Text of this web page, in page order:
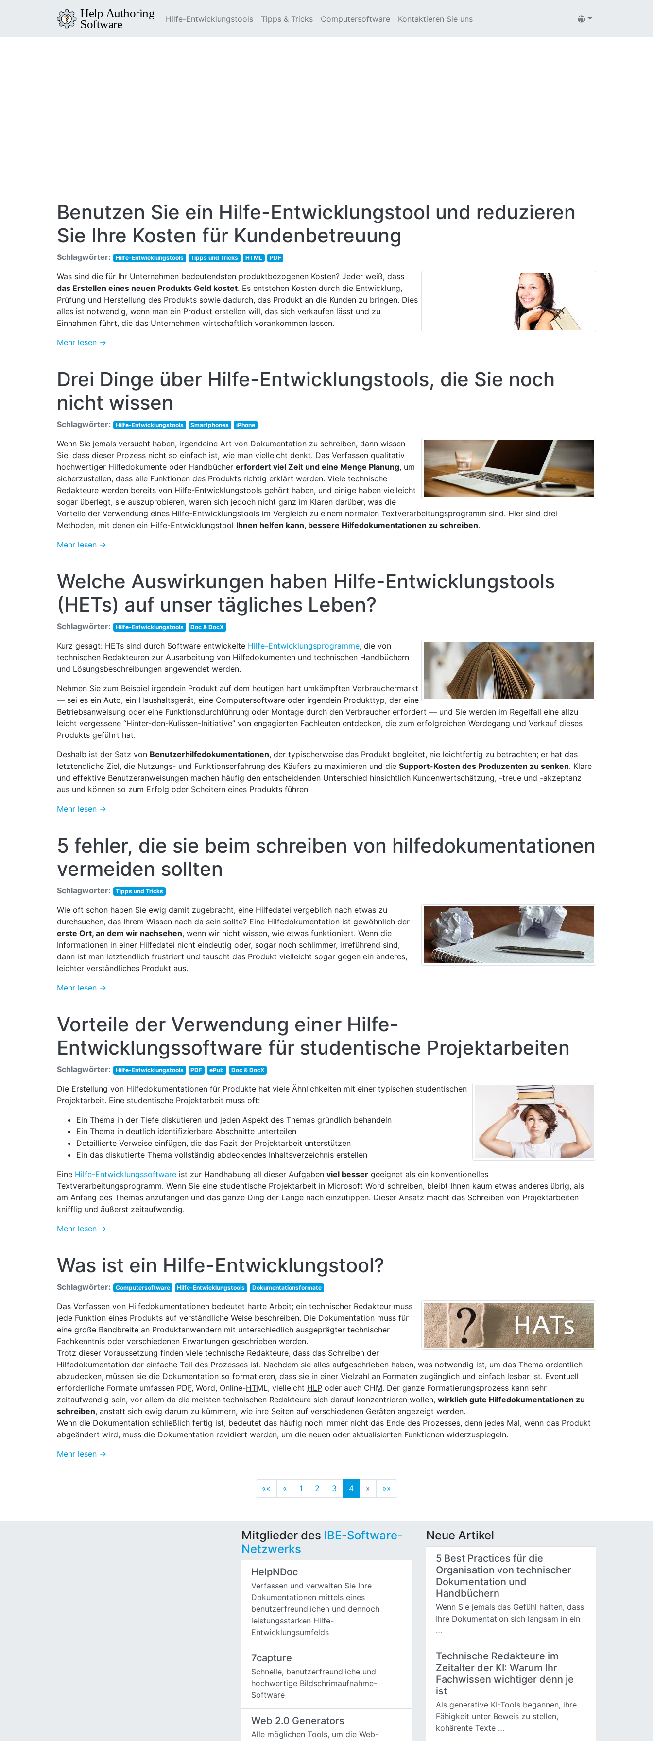
Hilfe-Entwicklungstools Tipps & Tricks Computersoftware Kontaktieren Sie uns
Benutzen Sie ein Hilfe-Entwicklungstool und reduzieren
Sie Ihre Kosten für Kundenbetreuung
Schlagwörter: Hilfe-Entwicklungstools Tipps und Tricks HTML PDF
Was sind die für Ihr Unternehmen bedeutendsten produktbezogenen Kosten? Jeder weiß, dass
das Erstellen eines neuen Produkts Geld kostet. Es entstehen Kosten durch die Entwicklung,
Prüfung und Herstellung des Produkts sowie dadurch, das Produkt an die Kunden zu bringen. Dies
alles ist notwendig, wenn man ein Produkt erstellen will, das sich verkaufen lässt und zu
Einnahmen führt, die das Unternehmen wirtschaftlich vorankommen lassen.
Mehr lesen →
Drei Dinge über Hilfe-Entwicklungstools, die Sie noch
nicht wissen
Schlagwörter: Hilfe-Entwicklungstools Smartphones iPhone
Wenn Sie jemals versucht haben, irgendeine Art von Dokumentation zu schreiben, dann wissen
Sie, dass dieser Prozess nicht so einfach ist, wie man vielleicht denkt. Das Verfassen qualitativ
hochwertiger Hilfedokumente oder Handbücher erfordert viel Zeit und eine Menge Planung, um
sicherzustellen, dass alle Funktionen des Produkts richtig erklärt werden. Viele technische
Redakteure werden bereits von Hilfe-Entwicklungstools gehört haben, und einige haben vielleicht
sogar überlegt, sie auszuprobieren, waren sich jedoch nicht ganz im Klaren darüber, was die
Vorteile der Verwendung eines Hilfe-Entwicklungstools im Vergleich zu einem normalen Textverarbeitungsprogramm sind. Hier sind drei
Methoden, mit denen ein Hilfe-Entwicklungstool Ihnen helfen kann, bessere Hilfedokumentationen zu schreiben.
Mehr lesen →
Welche Auswirkungen haben Hilfe-Entwicklungstools
(HETs) auf unser tägliches Leben?
Schlagwörter: Hilfe-Entwicklungstools Doc & DocX
Kurz gesagt: HETs sind durch Software entwickelte Hilfe-Entwicklungsprogramme, die von
technischen Redakteuren zur Ausarbeitung von Hilfedokumenten und technischen Handbüchern
und Lösungsbeschreibungen angewendet werden.
Nehmen Sie zum Beispiel irgendein Produkt auf dem heutigen hart umkämpften Verbrauchermarkt
— sei es ein Auto, ein Haushaltsgerät, eine Computersoftware oder irgendein Produkttyp, der eine
Betriebsanweisung oder eine Funktionsdurchführung oder Montage durch den Verbraucher erfordert — und Sie werden im Regelfall eine allzu
leicht vergessene “Hinter-den-Kulissen-Initiative” von engagierten Fachleuten entdecken, die zum erfolgreichen Werdegang und Verkauf dieses
Produkts geführt hat.
Deshalb ist der Satz von Benutzerhilfedokumentationen, der typischerweise das Produkt begleitet, nie leichtfertig zu betrachten; er hat das
letztendliche Ziel, die Nutzungs- und Funktionserfahrung des Käufers zu maximieren und die Support-Kosten des Produzenten zu senken. Klare
und effektive Benutzeranweisungen machen häufig den entscheidenden Unterschied hinsichtlich Kundenwertschätzung, -treue und -akzeptanz
aus und können so zum Erfolg oder Scheitern eines Produkts führen.
Mehr lesen →
5 fehler, die sie beim schreiben von hilfedokumentationen
vermeiden sollten
Schlagwörter: Tipps und Tricks
Wie oft schon haben Sie ewig damit zugebracht, eine Hilfedatei vergeblich nach etwas zu
durchsuchen, das Ihrem Wissen nach da sein sollte? Eine Hilfedokumentation ist gewöhnlich der
erste Ort, an dem wir nachsehen, wenn wir nicht wissen, wie etwas funktioniert. Wenn die
Informationen in einer Hilfedatei nicht eindeutig oder, sogar noch schlimmer, irreführend sind,
dann ist man letztendlich frustriert und tauscht das Produkt vielleicht sogar gegen ein anderes,
leichter verständliches Produkt aus.
Mehr lesen →
Vorteile der Verwendung einer Hilfe-
Entwicklungssoftware für studentische Projektarbeiten
Schlagwörter: Hilfe-Entwicklungstools PDF ePub Doc & DocX
Die Erstellung von Hilfedokumentationen für Produkte hat viele Ähnlichkeiten mit einer typischen studentischen
Projektarbeit. Eine studentische Projektarbeit muss oft:
Ein Thema in der Tiefe diskutieren und jeden Aspekt des Themas gründlich behandeln
Ein Thema in deutlich identifizierbare Abschnitte unterteilen
Detaillierte Verweise einfügen, die das Fazit der Projektarbeit unterstützen
Ein das diskutierte Thema vollständig abdeckendes Inhaltsverzeichnis erstellen
Eine Hilfe-Entwicklungssoftware ist zur Handhabung all dieser Aufgaben viel besser geeignet als ein konventionelles
Textverarbeitungsprogramm. Wenn Sie eine studentische Projektarbeit in Microsoft Word schreiben, bleibt Ihnen kaum etwas anderes übrig, als
am Anfang des Themas anzufangen und das ganze Ding der Länge nach einzutippen. Dieser Ansatz macht das Schreiben von Projektarbeiten
knifflig und äußerst zeitaufwendig.
Mehr lesen →
Was ist ein Hilfe-Entwicklungstool?
Schlagwörter: Computersoftware Hilfe-Entwicklungstools Dokumentationsformate
Das Verfassen von Hilfedokumentationen bedeutet harte Arbeit; ein technischer Redakteur muss
jede Funktion eines Produkts auf verständliche Weise beschreiben. Die Dokumentation muss für
eine große Bandbreite an Produktanwendern mit unterschiedlich ausgeprägter technischer
Fachkenntnis oder verschiedenen Erwartungen geschrieben werden.
Trotz dieser Voraussetzung finden viele technische Redakteure, dass das Schreiben der
Hilfedokumentation der einfache Teil des Prozesses ist. Nachdem sie alles aufgeschrieben haben, was notwendig ist, um das Thema ordentlich
abzudecken, müssen sie die Dokumentation so formatieren, dass sie in einer Vielzahl an Formaten zugänglich und einfach lesbar ist. Eventuell
erforderliche Formate umfassen PDF, Word, Online-HTML, vielleicht HLP oder auch CHM. Der ganze Formatierungsprozess kann sehr
zeitaufwendig sein, vor allem da die meisten technischen Redakteure sich darauf konzentrieren wollen, wirklich gute Hilfedokumentationen zu
schreiben, anstatt sich ewig darum zu kümmern, wie ihre Seiten auf verschiedenen Geräten angezeigt werden.
Wenn die Dokumentation schließlich fertig ist, bedeutet das häufig noch immer nicht das Ende des Prozesses, denn jedes Mal, wenn das Produkt
abgeändert wird, muss die Dokumentation revidiert werden, um die neuen oder aktualisierten Funktionen widerzuspiegeln.
Mehr lesen →
«« « 1 2 3 4 » »»
Mitglieder des IBE-Software-
Netzwerks
HelpNDoc
Verfassen und verwalten Sie Ihre
Dokumentationen mittels eines
benutzerfreundlichen und dennoch
leistungsstarken Hilfe-
Entwicklungsumfelds
7capture
Schnelle, benutzerfreundliche und
hochwertige Bildschrimaufnahme-
Software
Web 2.0 Generators
Alle möglichen Tools, um die Web-
Neue Artikel
5 Best Practices für die
Organisation von technischer
Dokumentation und
Handbüchern
Wenn Sie jemals das Gefühl hatten, dass
Ihre Dokumentation sich langsam in ein
…
Technische Redakteure im
Zeitalter der KI: Warum Ihr
Fachwissen wichtiger denn je
ist
Als generative KI-Tools begannen, ihre
Fähigkeit unter Beweis zu stellen,
kohärente Texte …